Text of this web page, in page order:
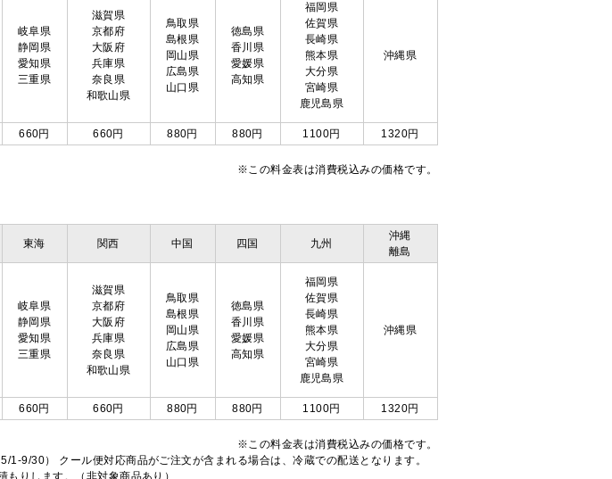
岐阜県
静岡県
愛知県
三重県
滋賀県
京都府
大阪府
兵庫県
奈良県
和歌山県
鳥取県
島根県
岡山県
広島県
山口県
徳島県
香川県
愛媛県
高知県
福岡県
佐賀県
長崎県
熊本県
大分県
宮崎県
鹿児島県
沖縄県
660円 660円 880円 880円 1100円 1320円
※この料金表は消費税込みの価格です。
東海 関西 中国 四国 九州
沖縄
離島
岐阜県
静岡県
愛知県
三重県
滋賀県
京都府
大阪府
兵庫県
奈良県
和歌山県
鳥取県
島根県
岡山県
広島県
山口県
徳島県
香川県
愛媛県
高知県
福岡県
佐賀県
長崎県
熊本県
大分県
宮崎県
鹿児島県
沖縄県
660円 660円 880円 880円 1100円 1320円
※この料金表は消費税込みの価格です。
9/30） クール便対応商品がご注文が含まれる場合は、冷蔵での配送となります。
りします。（非対象商品あり）